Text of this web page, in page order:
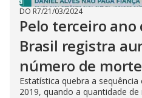
DO R7/21/03/2024
Pelo terceiro
Brasil registra
número de
Estatística quebra a
2019, quando a quantidade